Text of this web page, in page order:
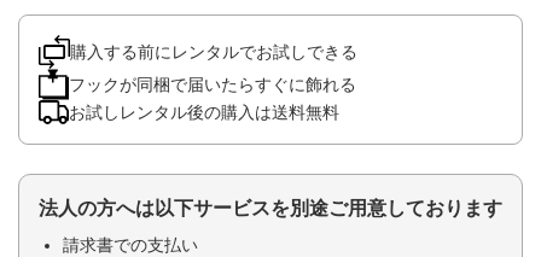
購入する前にレンタルでお試しできる
フックが同梱で届いたらすぐに飾れる
お試しレンタル後の購入は送料無料
法人の方へは以下サービスを別途ご用意しております
請求書での支払い